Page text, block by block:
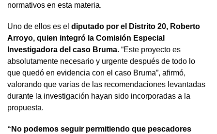
normativos en esta materia.
Uno de ellos es el diputado por el Distrito 20, Roberto
Arroyo, quien integró la Comisión Especial
Investigadora del caso Bruma. “Este proyecto es
absolutamente necesario y urgente después de todo lo
que quedó en evidencia con el caso Bruma”, afirmó,
valorando que varias de las recomendaciones levantadas
durante la investigación hayan sido incorporadas a la
propuesta.
“No podemos seguir permitiendo que pescadores